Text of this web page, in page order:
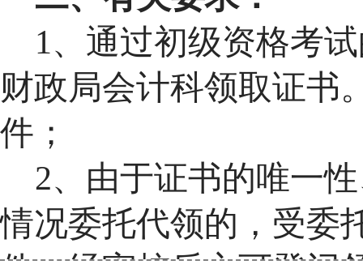
1、通过初级资格考
财政局会计科领取证书
件；
2、由于证书的唯一
情况委托代领的，受委